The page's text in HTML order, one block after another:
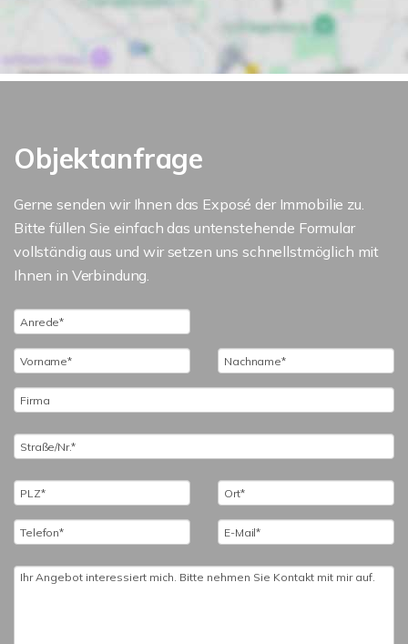
Objektanfrage
Gerne senden wir Ihnen das Exposé der Immobilie zu.
Bitte füllen Sie einfach das untenstehende Formular
vollständig aus und wir setzen uns schnellstmöglich mit
Ihnen in Verbindung.